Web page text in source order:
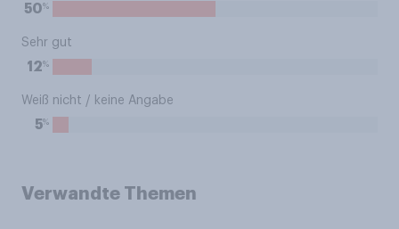
50%
Sehr gut
12%
Weiß nicht / keine Angabe
5%
Verwandte Themen